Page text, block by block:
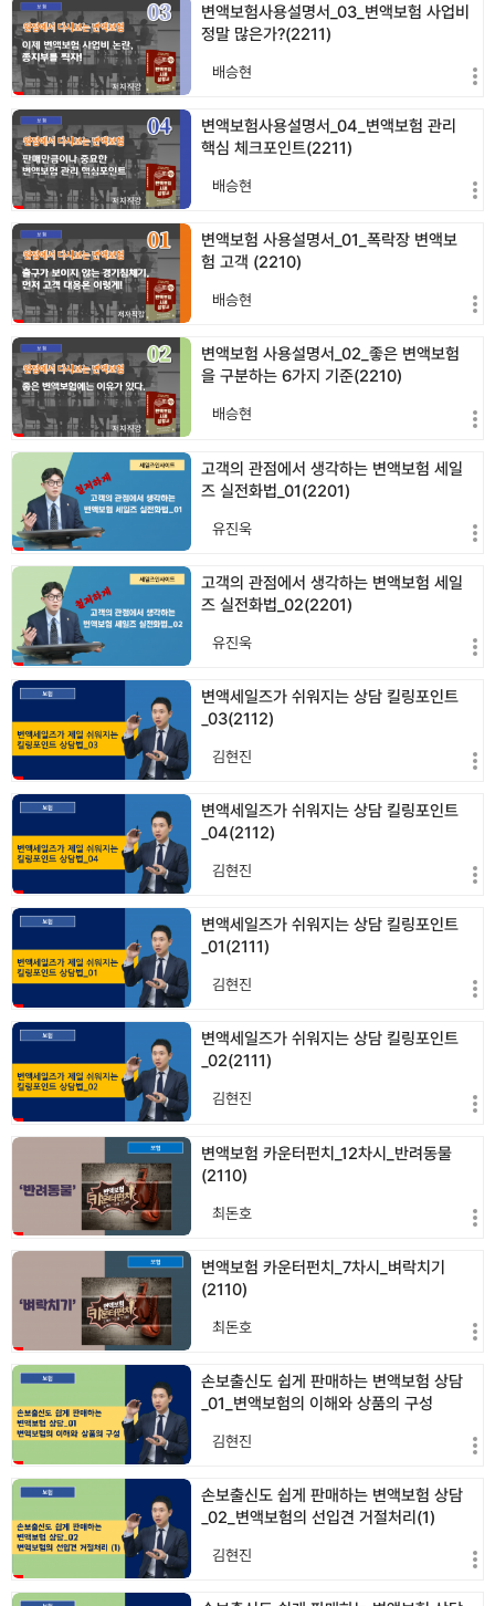
변액보험사용설명서_03_변액보험 사업비
정말 많은가?(2211)
배승현
변액보험사용설명서_04_변액보험 관리
핵심 체크포인트(2211)
배승현
변액보험 사용설명서_01_폭락장 변액보
험 고객 (2210)
배승현
변액보험 사용설명서_02_좋은 변액보험
을 구분하는 6가지 기준(2210)
배승현
고객의 관점에서 생각하는 변액보험 세일
즈 실전화법_01(2201)
유진욱
고객의 관점에서 생각하는 변액보험 세일
즈 실전화법_02(2201)
유진욱
변액세일즈가 쉬워지는 상담 킬링포인트
_03(2112)
김현진
변액세일즈가 쉬워지는 상담 킬링포인트
_04(2112)
김현진
변액세일즈가 쉬워지는 상담 킬링포인트
_01(2111)
김현진
변액세일즈가 쉬워지는 상담 킬링포인트
_02(2111)
김현진
변액보험 카운터펀치_12차시_반려동물
(2110)
최돈호
변액보험 카운터펀치_7차시_벼락치기
(2110)
최돈호
손보출신도 쉽게 판매하는 변액보험 상담
_01_변액보험의 이해와 상품의 구성
김현진
손보출신도 쉽게 판매하는 변액보험 상담
_02_변액보험의 선입견 거절처리(1)
김현진